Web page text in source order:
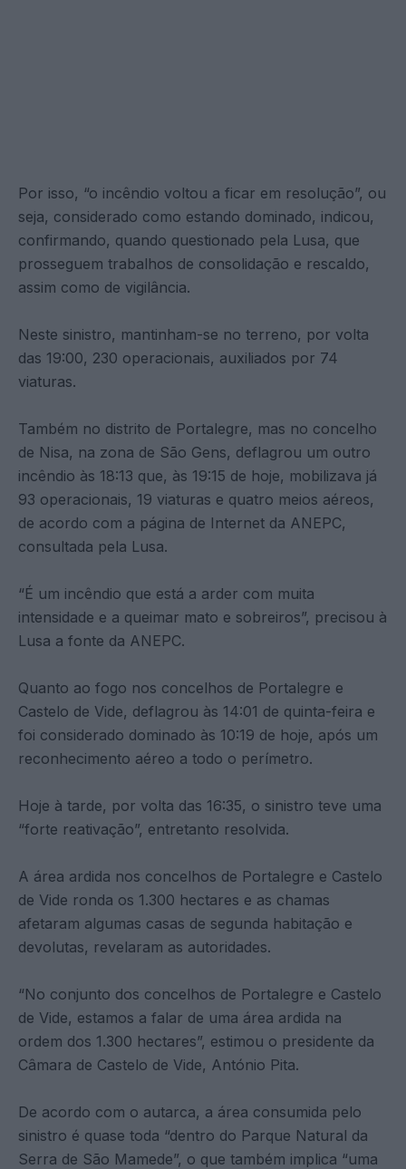
Por isso, “o incêndio voltou a ficar em resolução”, ou
seja, considerado como estando dominado, indicou,
confirmando, quando questionado pela Lusa, que
prosseguem trabalhos de consolidação e rescaldo,
assim como de vigilância.
Neste sinistro, mantinham-se no terreno, por volta
das 19:00, 230 operacionais, auxiliados por 74
viaturas.
Também no distrito de Portalegre, mas no concelho
de Nisa, na zona de São Gens, deflagrou um outro
incêndio às 18:13 que, às 19:15 de hoje, mobilizava já
93 operacionais, 19 viaturas e quatro meios aéreos,
de acordo com a página de Internet da ANEPC,
consultada pela Lusa.
“É um incêndio que está a arder com muita
intensidade e a queimar mato e sobreiros”, precisou à
Lusa a fonte da ANEPC.
Quanto ao fogo nos concelhos de Portalegre e
Castelo de Vide, deflagrou às 14:01 de quinta-feira e
foi considerado dominado às 10:19 de hoje, após um
reconhecimento aéreo a todo o perímetro.
Hoje à tarde, por volta das 16:35, o sinistro teve uma
“forte reativação”, entretanto resolvida.
A área ardida nos concelhos de Portalegre e Castelo
de Vide ronda os 1.300 hectares e as chamas
afetaram algumas casas de segunda habitação e
devolutas, revelaram as autoridades.
“No conjunto dos concelhos de Portalegre e Castelo
de Vide, estamos a falar de uma área ardida na
ordem dos 1.300 hectares”, estimou o presidente da
Câmara de Castelo de Vide, António Pita.
De acordo com o autarca, a área consumida pelo
sinistro é quase toda “dentro do Parque Natural da
Serra de São Mamede”, o que também implica “uma